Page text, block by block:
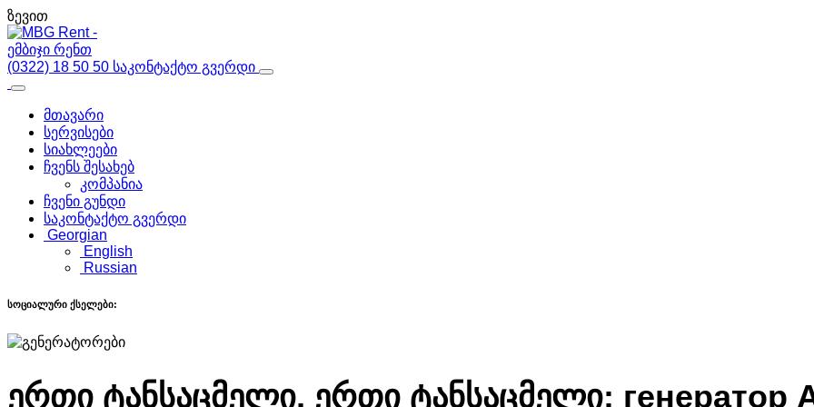
ზევით
(0322) 18 50 50 საკონტაქტო გვერდი
მთავარი
სერვისები
სიახლეები
ჩვენს შესახებ
კომპანია
ჩვენი გუნდი
საკონტაქტო გვერდი
Georgian
English
Russian
სოციალური ქსელები:
ერთი ტანსაცმელი, ერთი ტანსაცმელი: генератор